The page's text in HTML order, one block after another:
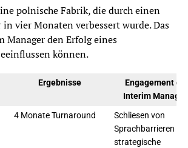
polnische Fabrik, die durch einen
vier Monaten verbessert wurde. Das
Manager den Erfolg eines
können.
Ergebnisse
Engagement
Interim
4 Monate Turnaround
Schliesen von
Sprachbarrieren
strategische